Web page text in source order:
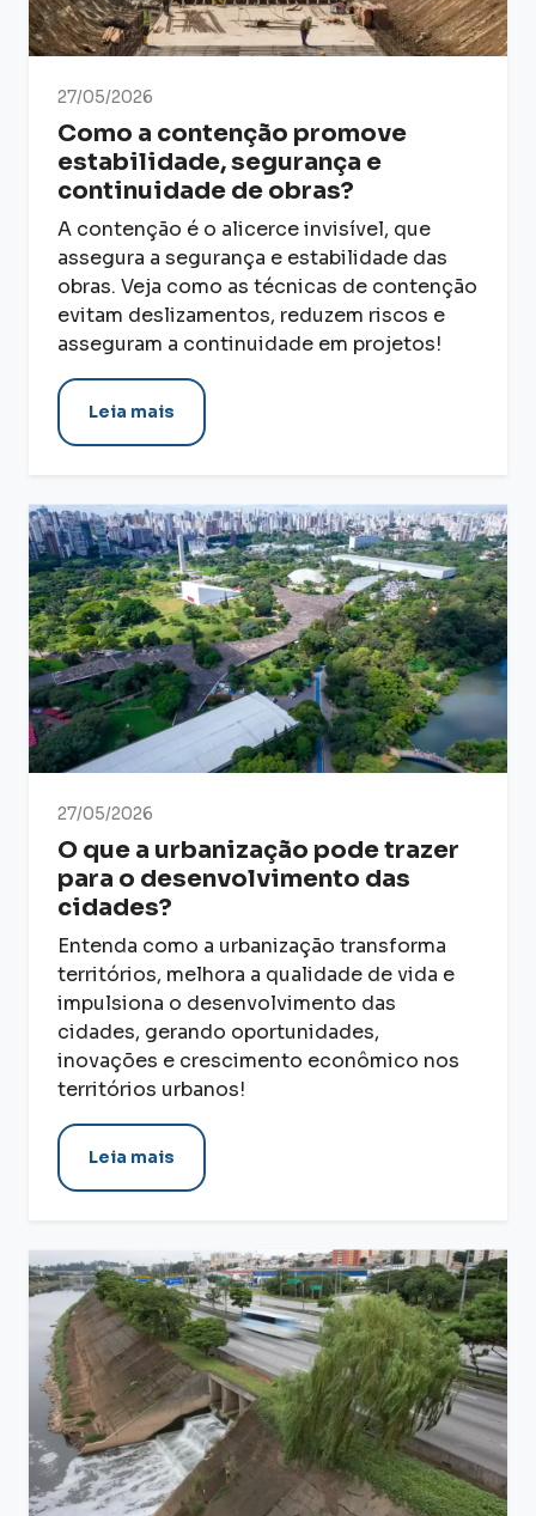
27/05/2026
Como a contenção promove
estabilidade, segurança e
continuidade de obras?
A contenção é o alicerce invisível, que
assegura a segurança e estabilidade das
obras. Veja como as técnicas de contenção
evitam deslizamentos, reduzem riscos e
asseguram a continuidade em projetos!
Leia mais
27/05/2026
O que a urbanização pode trazer
para o desenvolvimento das
cidades?
Entenda como a urbanização transforma
territórios, melhora a qualidade de vida e
impulsiona o desenvolvimento das
cidades, gerando oportunidades,
inovações e crescimento econômico nos
territórios urbanos!
Leia mais